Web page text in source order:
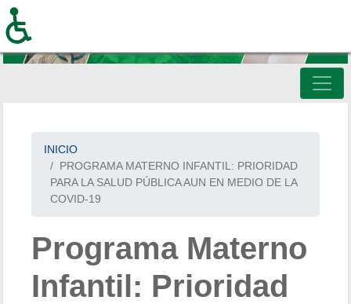
principal
INICIO
PROGRAMA MATERNO INFANTIL: PRIORIDAD
PARA LA SALUD PÚBLICA AUN EN MEDIO DE LA
COVID-19
Programa Materno
Infantil: Prioridad